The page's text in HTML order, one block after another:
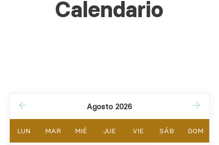
Calendario
Agosto 2026
LUN MAR MIÉ JUE VIE SÁB DOM